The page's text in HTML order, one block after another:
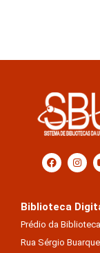
Biblioteca
Prédio da
Rua Sérgio